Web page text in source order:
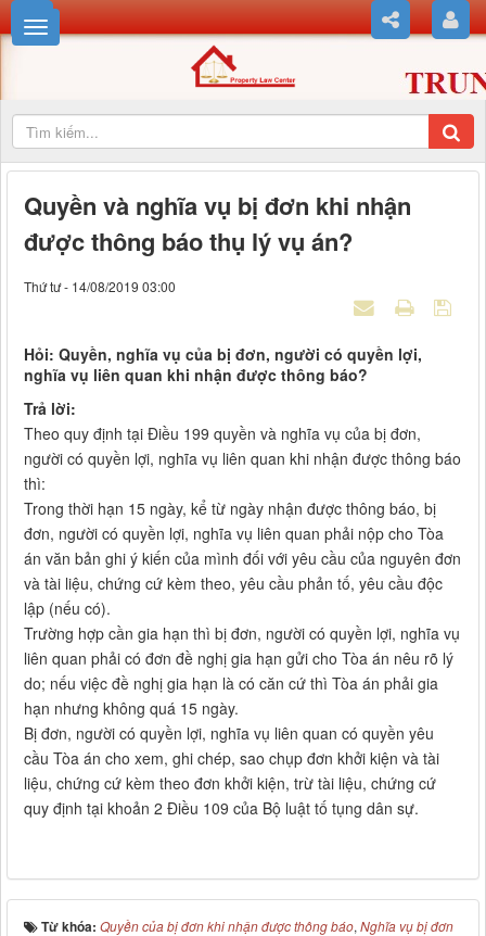
Quyền và nghĩa vụ bị đơn khi nhận
được thông báo thụ lý vụ án?
Thứ tư - 14/08/2019 03:00
Hỏi: Quyền, nghĩa vụ của bị đơn, người có quyền lợi,
nghĩa vụ liên quan khi nhận được thông báo?
Trả lời:
Theo quy định tại Điều 199 quyền và nghĩa vụ của bị đơn,
người có quyền lợi, nghĩa vụ liên quan khi nhận được thông báo
thì:
Trong thời hạn 15 ngày, kể từ ngày nhận được thông báo, bị
đơn, người có quyền lợi, nghĩa vụ liên quan phải nộp cho Tòa
án văn bản ghi ý kiến của mình đối với yêu cầu của nguyên đơn
và tài liệu, chứng cứ kèm theo, yêu cầu phản tố, yêu cầu độc
lập (nếu có).
Trường hợp cần gia hạn thì bị đơn, người có quyền lợi, nghĩa vụ
liên quan phải có đơn đề nghị gia hạn gửi cho Tòa án nêu rõ lý
do; nếu việc đề nghị gia hạn là có căn cứ thì Tòa án phải gia
hạn nhưng không quá 15 ngày.
Bị đơn, người có quyền lợi, nghĩa vụ liên quan có quyền yêu
cầu Tòa án cho xem, ghi chép, sao chụp đơn khởi kiện và tài
liệu, chứng cứ kèm theo đơn khởi kiện, trừ tài liệu, chứng cứ
quy định tại khoản 2 Điều 109 của Bộ luật tố tụng dân sự.
Từ khóa: Quyền của bị đơn khi nhận được thông báo, Nghĩa vụ bị đơn